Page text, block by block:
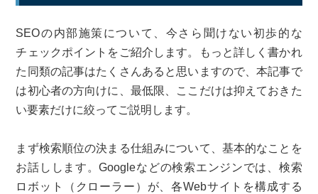
SEOの内部施策について、今さら聞けない初歩的な
チェックポイントをご紹介します。もっと詳しく書かれ
た同類の記事はたくさんあると思いますので、本記事で
は初心者の方向けに、最低限、ここだけは抑えておきた
い要素だけに絞ってご説明します。
まず検索順位の決まる仕組みについて、基本的なことを
お話しします。Googleなどの検索エンジンでは、検索
ロボット（クローラー）が、各Webサイトを構成する